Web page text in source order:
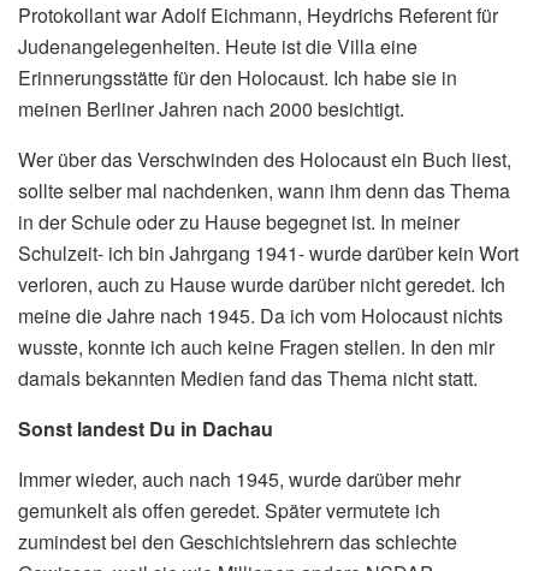
Protokollant war Adolf Eichmann, Heydrichs Referent für
Judenangelegenheiten. Heute ist die Villa eine
Erinnerungsstätte für den Holocaust. Ich habe sie in
meinen Berliner Jahren nach 2000 besichtigt.
Wer über das Verschwinden des Holocaust ein Buch liest,
sollte selber mal nachdenken, wann ihm denn das Thema
in der Schule oder zu Hause begegnet ist. In meiner
Schulzeit- ich bin Jahrgang 1941- wurde darüber kein Wort
verloren, auch zu Hause wurde darüber nicht geredet. Ich
meine die Jahre nach 1945. Da ich vom Holocaust nichts
wusste, konnte ich auch keine Fragen stellen. In den mir
damals bekannten Medien fand das Thema nicht statt.
Sonst landest Du in Dachau
Immer wieder, auch nach 1945, wurde darüber mehr
gemunkelt als offen geredet. Später vermutete ich
zumindest bei den Geschichtslehrern das schlechte